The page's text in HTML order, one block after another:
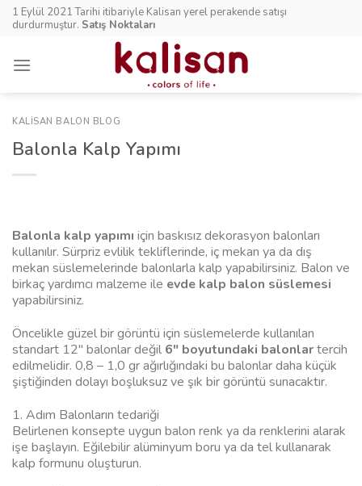
Skip1 Eylül 2021 Tarihi itibariyle Kalisan yerel perakende satışı
durdurmuştur. Satış Noktaları
KALISAN BALON BLOG
Balonla Kalp Yapımı
Balonla kalp yapımı için baskısız dekorasyon balonları
kullanılır. Sürpriz evlilik tekliflerinde, iç mekan ya da dış
mekan süslemelerinde balonlarla kalp yapabilirsiniz. Balon ve
birkaç yardımcı malzeme ile evde kalp balon süslemesi
yapabilirsiniz.
Öncelikle güzel bir görüntü için süslemelerde kullanılan
standart 12″ balonlar değil 6″ boyutundaki balonlartercih
edilmelidir. 0,8 – 1,0 gr ağırlığındaki bu balonlar daha küçük
şiştiğinden dolayı boşluksuz ve şık bir görüntü sunacaktır.
1. Adım Balonların tedariği
Belirlenen konsepte uygun balon renk ya da renklerini alarak
işe başlayın. Eğilebilir alüminyum boru ya da tel kullanarak
kalp formunu oluşturun.